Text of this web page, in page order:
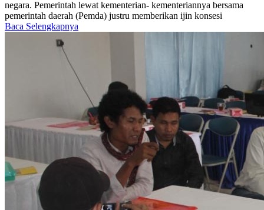
negara. Pemerintah lewat kementerian- kementeriannya bersama
pemerintah daerah (Pemda) justru memberikan ijin konsesi
Baca Selengkapnya